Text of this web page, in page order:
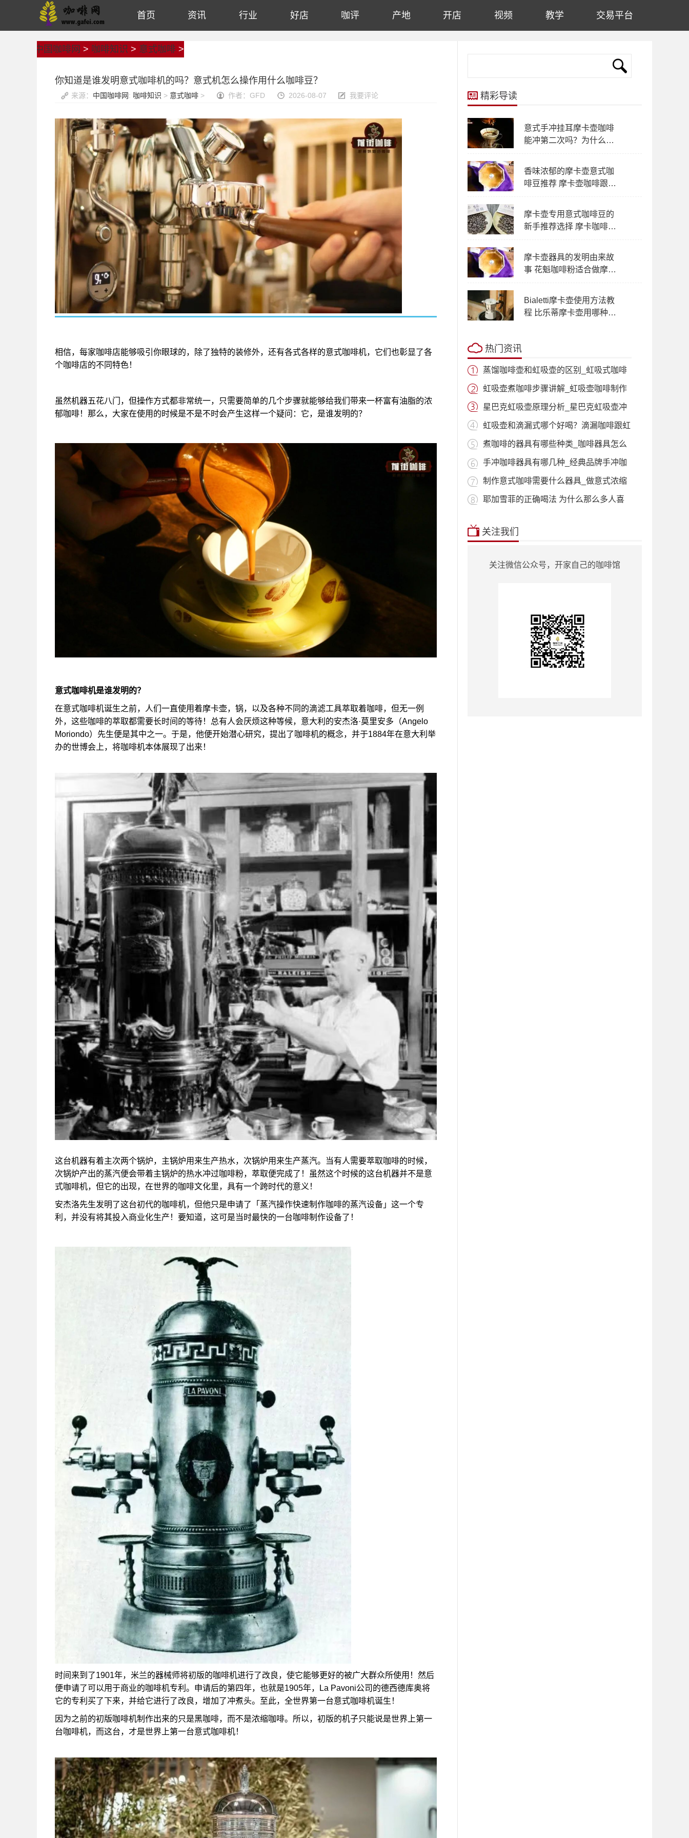
首页 资讯 行业 好店 咖评 产地 开店 视频 教学 交易平台
中国咖啡网 > 咖啡知识 > 意式咖啡 >
你知道是谁发明意式咖啡机的吗？意式机怎么操作用什么咖啡豆？
来源： 中国咖啡网: 咖啡知识 > 意式咖啡 > 作者：GFD 2026-08-07 我要评论
相信，每家咖啡店能够吸引你眼球的，除了独特的装修外，还有各式各样的意式咖啡机，它们也彰显了各
个咖啡店的不同特色！
虽然机器五花八门，但操作方式都非常统一，只需要简单的几个步骤就能够给我们带来一杯富有油脂的浓
郁咖啡！那么，大家在使用的时候是不是不时会产生这样一个疑问：它，是谁发明的？
意式咖啡机是谁发明的？
在意式咖啡机诞生之前，人们一直使用着摩卡壶，锅，以及各种不同的滴滤工具萃取着咖啡，但无一例
外，这些咖啡的萃取都需要长时间的等待！总有人会厌烦这种等候，意大利的安杰洛·莫里安多（Angelo
Moriondo）先生便是其中之一。于是，他便开始潜心研究，提出了咖啡机的概念，并于1884年在意大利举
办的世博会上，将咖啡机本体展现了出来！
这台机器有着主次两个锅炉，主锅炉用来生产热水，次锅炉用来生产蒸汽。当有人需要萃取咖啡的时候，
次锅炉产出的蒸汽便会带着主锅炉的热水冲过咖啡粉，萃取便完成了！虽然这个时候的这台机器并不是意
式咖啡机，但它的出现，在世界的咖啡文化里，具有一个跨时代的意义！
安杰洛先生发明了这台初代的咖啡机，但他只是申请了「蒸汽操作快速制作咖啡的蒸汽设备」这一个专
利，并没有将其投入商业化生产！要知道，这可是当时最快的一台咖啡制作设备了！
时间来到了1901年，米兰的器械师将初版的咖啡机进行了改良，使它能够更好的被广大群众所使用！然后
便申请了可以用于商业的咖啡机专利。申请后的第四年，也就是1905年，La Pavoni公司的德西德库奥将
它的专利买了下来，并给它进行了改良，增加了冲煮头。至此，全世界第一台意式咖啡机诞生！
因为之前的初版咖啡机制作出来的只是黑咖啡，而不是浓缩咖啡。所以，初版的机子只能说是世界上第一
台咖啡机，而这台，才是世界上第一台意式咖啡机！
精彩导读
意式手冲挂耳摩卡壶咖啡
能冲第二次吗？为什么咖
次？
香味浓郁的摩卡壶意式咖
啡豆推荐 摩卡壶咖啡跟意
摩卡壶专用意式咖啡豆的
新手推荐选择 摩卡咖啡壶
议
摩卡壶器具的发明由来故
事 花魁咖啡粉适合做摩卡
Bialetti摩卡壶使用方法教
程 比乐蒂摩卡壶用哪种咖
热门资讯
蒸馏咖啡壶和虹吸壶的区别_虹吸式咖啡
壶适虹吸壶煮咖啡步骤讲解_虹吸壶咖啡制作
过程星巴克虹吸壶原理分析_星巴克虹吸壶冲
泡咖虹吸壶和滴漏式哪个好喝？滴漏咖啡跟虹
吸咖煮咖啡的器具有哪些种类_咖啡器具怎么
用_什手冲咖啡器具有哪几种_经典品牌手冲咖
啡器制作意式咖啡需要什么器具_做意式浓缩
咖啡耶加雪菲的正确喝法 为什么那么多人喜
本站推荐: 星巴克菜单2018价目表
啡 | 曼特宁 |
单品咖啡种类 | 90+咖啡豆 | 罗蜜奇
关注我们
关注微信公众号，开家自己的咖啡馆